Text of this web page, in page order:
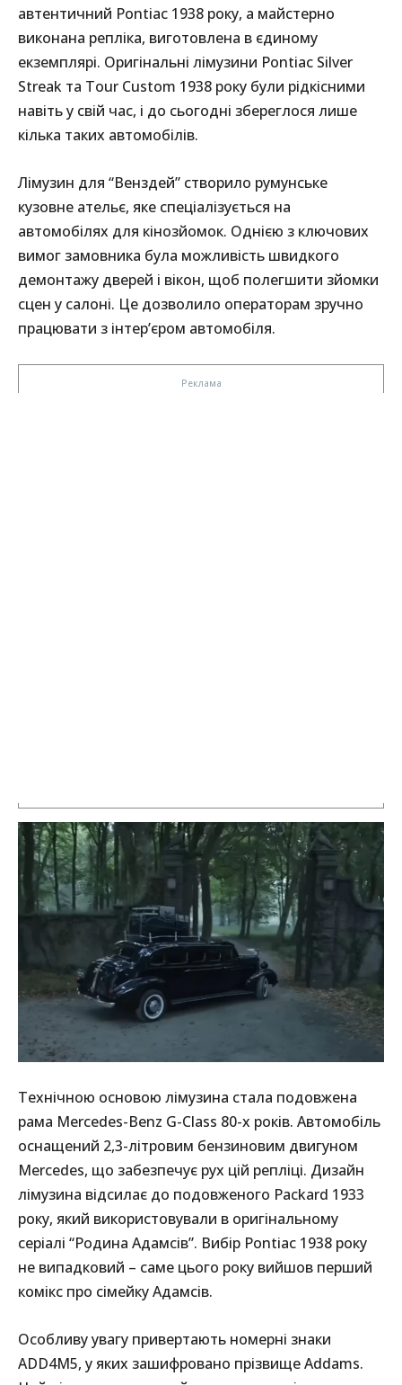
автентичний Pontiac 1938 року, а майстерно
виконана репліка, виготовлена в єдиному
екземплярі. Оригінальні лімузини Pontiac Silver
Streak та Tour Custom 1938 року були рідкісними
навіть у свій час, і до сьогодні збереглося лише
кілька таких автомобілів.
Лімузин для “Венздей” створило румунське
кузовне ательє, яке спеціалізується на
автомобілях для кінозйомок. Однією з ключових
вимог замовника була можливість швидкого
демонтажу дверей і вікон, щоб полегшити зйомки
сцен у салоні. Це дозволило операторам зручно
працювати з інтер’єром автомобіля.
Технічною основою лімузина стала подовжена
рама Mercedes-Benz G-Class 80-х років. Автомобіль
оснащений 2,3-літровим бензиновим двигуном
Mercedes, що забезпечує рух цій репліці. Дизайн
лімузина відсилає до подовженого Packard 1933
року, який використовували в оригінальному
серіалі “Родина Адамсів”. Вибір Pontiac 1938 року
не випадковий – саме цього року вийшов перший
комікс про сімейку Адамсів.
Особливу увагу привертають номерні знаки
ADD4M5, у яких зашифровано прізвище Addams.